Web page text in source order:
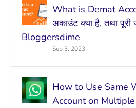
What is Demat
अकाउंट क्या है, तथा पूरी
Bloggersdime
Sep 3, 2023
How to Use Same
Account on